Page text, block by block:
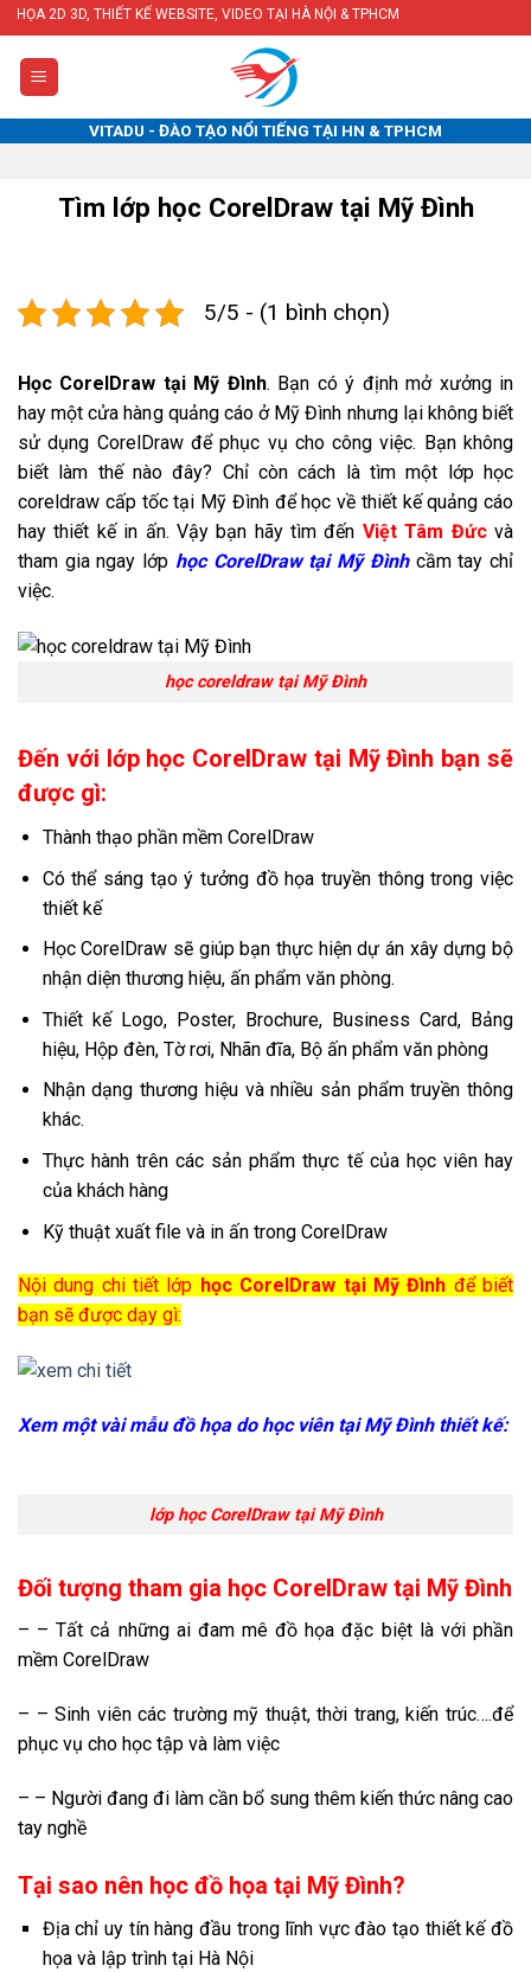
Skip
to
content
THIẾT KẾ WEBSITE, VIDEO TẠI HÀ NỘI & TPHCM
VITADU - ĐÀO TẠO NỔI TIẾNG TẠI HN & TPHCM
Tìm lớp học CorelDraw tại Mỹ Đình
5/5 - (1 bình chọn)
Học CorelDraw tại Mỹ Đình. Bạn có ý định mở xưởng in
hay một cửa hàng quảng cáo ở Mỹ Đình nhưng lại không biết
sử dụng CorelDraw để phục vụ cho công việc. Bạn không
biết làm thế nào đây? Chỉ còn cách là tìm một lớp học
coreldraw cấp tốc tại Mỹ Đình để học về thiết kế quảng cáo
hay thiết kế in ấn. Vậy bạn hãy tìm đến Việt Tâm Đứcvà
tham gia ngay lớp học CorelDraw tại Mỹ Đìnhcầm tay chỉ
việc.
học coreldraw tại Mỹ Đình
Đến với lớp học CorelDraw tại Mỹ Đình bạn sẽ
được gì:
Thành thạo phần mềm CorelDraw
Có thể sáng tạo ý tưởng đồ họa truyền thông trong việc
thiết kế
Học CorelDraw sẽ giúp bạn thực hiện dự án xây dựng bộ
nhận diện thương hiệu, ấn phẩm văn phòng.
Thiết kế Logo, Poster, Brochure, Business Card, Bảng
hiệu, Hộp đèn, Tờ rơi, Nhãn đĩa, Bộ ấn phẩm văn phòng
Nhận dạng thương hiệu và nhiều sản phẩm truyền thông
khác.
Thực hành trên các sản phẩm thực tế của học viên hay
của khách hàng
Kỹ thuật xuất file và in ấn trong CorelDraw
Nội dung chi tiết lớp học CorelDraw tại Mỹ Đình để biết
bạn sẽ được dạy gì:
Xem một vài mẫu đồ họa do học viên tại Mỹ Đình thiết kế:
lớp học CorelDraw tại Mỹ Đình
Đối tượng tham gia học CorelDraw tại Mỹ Đình
– – Tất cả những ai đam mê đồ họa đặc biệt là với phần
mềm CorelDraw
– – Sinh viên các trường mỹ thuật, thời trang, kiến trúc….để
phục vụ cho học tập và làm việc
– – Người đang đi làm cần bổ sung thêm kiến thức nâng cao
tay nghề
Tại sao nên học đồ họa tại Mỹ Đình?
Địa chỉ uy tín hàng đầu trong lĩnh vực đào tạo thiết kế đồ
họa và lập trình tại Hà Nội